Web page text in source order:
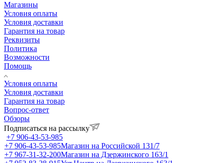
Магазины
Условия оплаты
Условия доставки
Гарантия на товар
Реквизиты
Политика
Возможности
Помощь
Условия оплаты
Условия доставки
Гарантия на товар
Вопрос-ответ
Обзоры
Подписаться на рассылку
+7 906-43-53-985
+7 906-43-53-985Магазин на Российской 131/7
+7 967-31-32-200Магазин на Дзержинского 163/1